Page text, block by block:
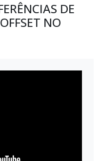
DE
NO